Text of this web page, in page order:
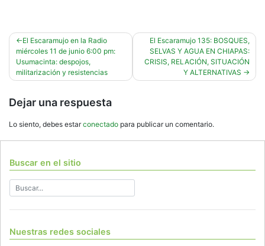
Navegación
de
entradas
El Escaramujo en la Radio
miércoles 11 de junio 6:00 pm:
Usumacinta: despojos,
militarización y resistencias
El Escaramujo 135: BOSQUES,
SELVAS Y AGUA EN CHIAPAS:
CRISIS, RELACIÓN, SITUACIÓN
Y ALTERNATIVAS
Dejar una respuesta
Lo siento, debes estarconectado para publicar un comentario.
Buscar en el sitio
Nuestras redes sociales